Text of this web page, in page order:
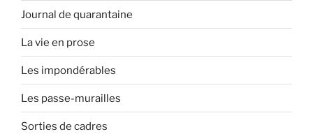
Journal de quarantaine
La vie en prose
Les impondérables
Les passe-murailles
Sorties de cadres